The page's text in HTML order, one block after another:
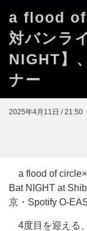
a flood of
対バンラ
NIGHT】
ナー
2025年4月11日 / 21:50
a flood of
Bat NIGHT at
京・Spotify O-
4度目を迎える